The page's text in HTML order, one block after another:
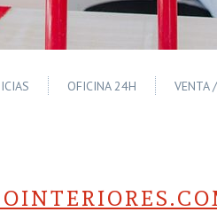
OFICINA 24H VENTA